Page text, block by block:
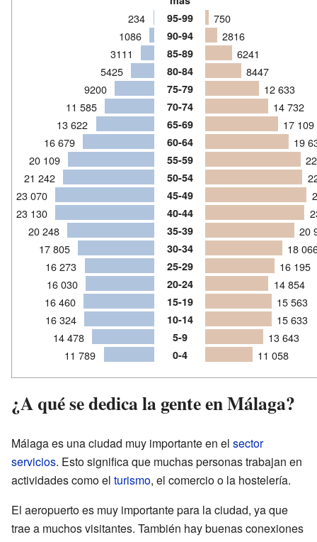
234
95-99
750
1086
90-94
2816
3111
85-89
6241
5425
80-84
8447
9200
75-79
12 633
11 585
70-74
14 732
13 622
65-69
17 109
16 679
60-64
19
20 109
55-59
21 242
50-54
23 070
45-49
23 130
40-44
20 248
35-39
20
17 805
30-34
18
16 273
25-29
16 195
16 030
20-24
14 854
16 460
15-19
15 563
16 324
10-14
15 633
14 478
5-9
13 643
11 789
0-4 11 058
¿A qué se dedica la gente en Málaga?
Málaga es una ciudad muy importante en el sector
servicios. Esto significa que muchas personas trabajan en
actividades como el turismo, el comercio o la hostelería.
El aeropuerto es muy importante para la ciudad, ya que
trae a muchos visitantes. También hay buenas conexiones